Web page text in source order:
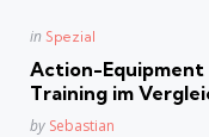
Posted
in Spezial
Action-
Training im
Posted
by Sebastian